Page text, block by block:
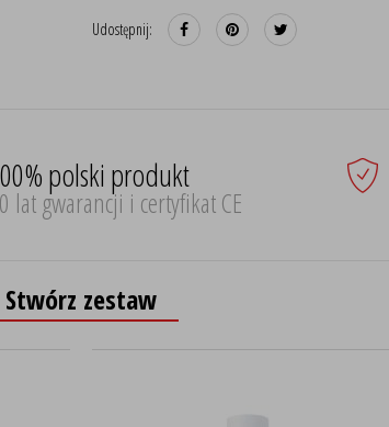
Udostępnij:
polski produkt
lat gwarancji i certyfikat CE
Stwórz zestaw